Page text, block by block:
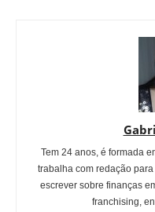
Tem 24 anos, é formada
trabalha com redação
escrever sobre finanças
franchising,